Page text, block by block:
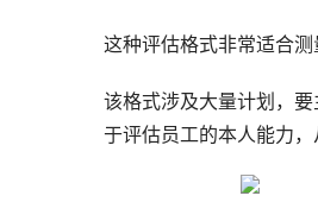
这种评估格式非常适合
该格式涉及大量计划，
于评估员工的本人能力，